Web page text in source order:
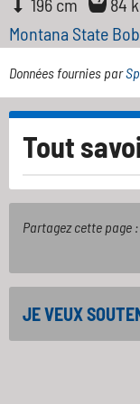
196 cm
84
Montana State
Données fournies par
Tout
Partagez cette page :
JE VEUX